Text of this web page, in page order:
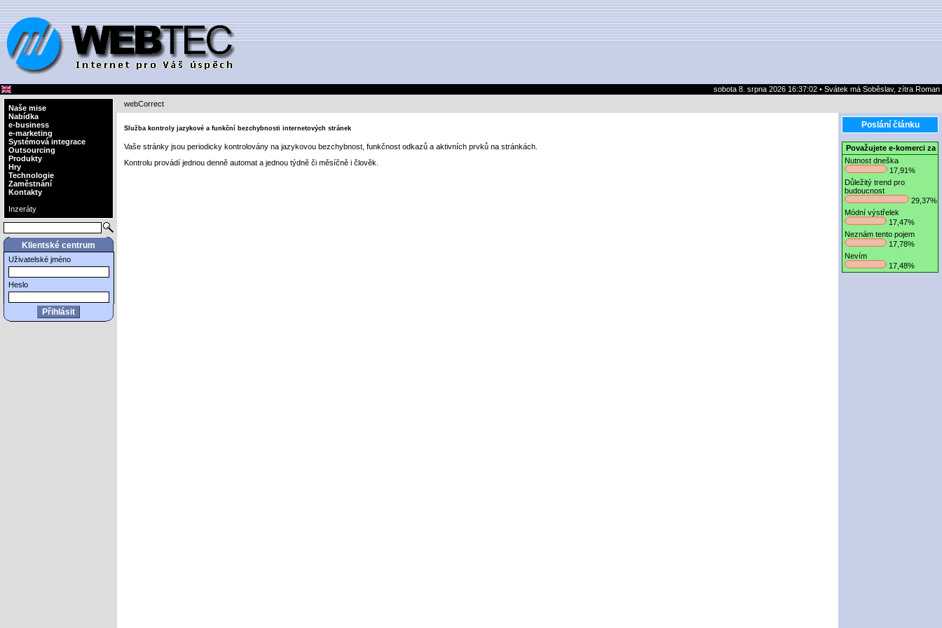
sobota 8. srpna 2026 16:37:02 • Svátek má Soběslav, zítra Roman
Naše mise
Nabídka
e-business
e-marketing
Systémová integrace
Outsourcing
Produkty
Hry
Technologie
Zaměstnání
Kontakty
Inzeráty
Klientské centrum
Uživatelské jméno
Heslo
webCorrect
Služba kontroly jazykové a funkční bezchybnosti internetových stránek
Vaše stránky jsou periodicky kontrolovány na jazykovou bezchybnost, funkčnost odkazů a aktivních prvků na stránkách.
Kontrolu provádí jednou denně automat a jednou týdně či měsíčně i člověk.
Poslání článku
Považujete e-komerci za
Nutnost dneška
17,91%
Důležitý trend pro
budoucnost
29,37%
Módní výstřelek
17,47%
Neznám tento pojem
17,78%
Nevím
17,48%